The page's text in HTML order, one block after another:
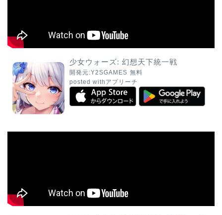
少女ウォーズ: 幻想天下統一戦
開発元:Y2SGAMES 無料
posted with アプリーチ